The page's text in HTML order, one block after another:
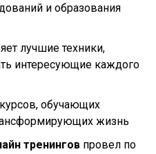
и образования
лучшие техники,
интересующие каждого
обучающих
жизнь
тренингов провел по